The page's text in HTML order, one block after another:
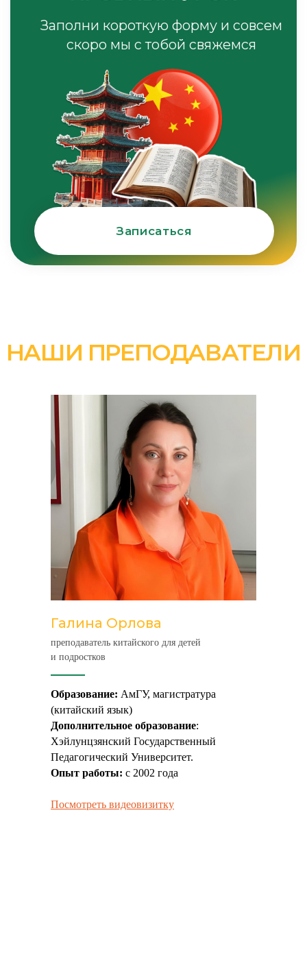
Галина Орлова
преподаватель китайского для детей
и подростков
Образование: АмГУ, магистратура
(китайский язык)
Дополнительное образование:
Хэйлунцзянский Государственный
Педагогический Университет.
Опыт работы: с 2002 года
Посмотреть видеовизитку
ОТЗЫВЫ
что говорят наши студенты
листай
ЗАПИШИСЬ НА
БЕСПЛАТНЫЙ
ПРОБНЫЙ УРОК
Заполни короткую форму и совсем
скоро мы с тобой свяжемся
Записаться